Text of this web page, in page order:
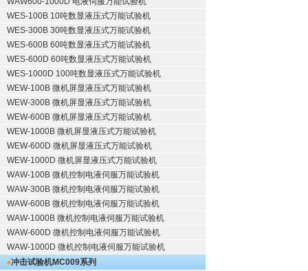
WES-100B 10吨数显液压式万能试验机
WES-300B 30吨数显液压式万能试验机
WES-600B 60吨数显液压式万能试验机
WES-600D 60吨数显液压式万能试验机
WES-1000D 100吨数显液压式万能试验机
WEW-100B 微机屏显液压式万能试验机
WEW-300B 微机屏显液压式万能试验机
WEW-600B 微机屏显液压式万能试验机
WEW-1000B 微机屏显液压式万能试验机
WEW-600D 微机屏显液压式万能试验机
WEW-1000D 微机屏显液压式万能试验机
WAW-100B 微机控制电液伺服万能试验机
WAW-300B 微机控制电液伺服万能试验机
WAW-600B 微机控制电液伺服万能试验机
WAW-1000B 微机控制电液伺服万能试验机
WAW-600D 微机控制电液伺服万能试验机
WAW-1000D 微机控制电液伺服万能试验机
冲击试验机MC009系列